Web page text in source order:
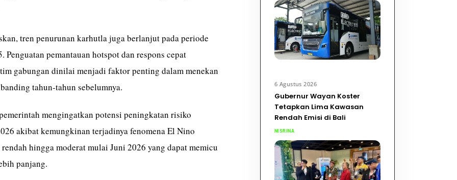
tren penurunan karhutla juga berlanjut pada periode
Penguatan pemantauan hotspot dan respons cepat
gabungan dinilai menjadi faktor penting dalam menekan
tahun-tahun sebelumnya.
mengingatkan potensi peningkatan risiko
akibat kemungkinan terjadinya fenomena El Nino
hingga moderat mulai Juni 2026 yang dapat memicu
panjang.
6 Agustus 2026
Gubernur Wayan Koster
Tetapkan Lima Kawasan
Rendah Emisi di Bali
NISRINA